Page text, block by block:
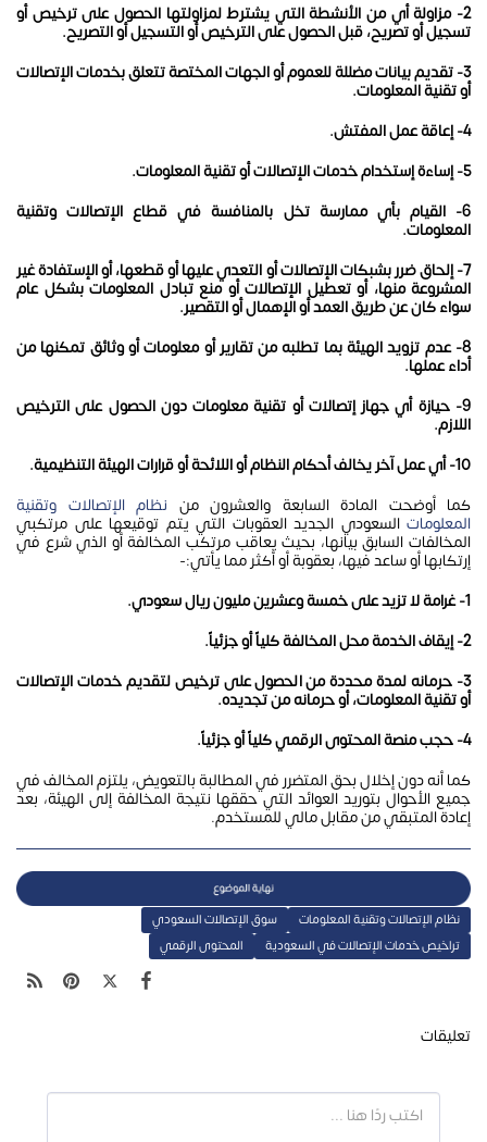
2- مزاولة أي من الأنشطة التي يشترط لمزاولتها الحصول على ترخيص أو
تسجيل أو تصريح، قبل الحصول على الترخيص أو التسجيل أو التصريح.
3- تقديم بيانات مضللة للعموم أو الجهات المختصة تتعلق بخدمات الإتصالات
أو تقنية المعلومات.
4- إعاقة عمل المفتش.
5- إساءة إستخدام خدمات الإتصالات أو تقنية المعلومات.
6- القيام بأي ممارسة تخل بالمنافسة في قطاع الإتصالات وتقنية
المعلومات.
7- إلحاق ضرر بشبكات الإتصالات أو التعدي عليها أو قطعها، أو الإستفادة غير
المشروعة منها، أو تعطيل الإتصالات أو منع تبادل المعلومات بشكل عام
سواء كان عن طريق العمد أو الإهمال أو التقصير.
8- عدم تزويد الهيئة بما تطلبه من تقارير أو معلومات أو وثائق تمكنها من
أداء عملها.
9- حيازة أي جهاز إتصالات أو تقنية معلومات دون الحصول على الترخيص
اللازم.
10- أي عمل آخر يخالف أحكام النظام أو اللائحة أو قرارات الهيئة التنظيمية.
كما أوضحت المادة السابعة والعشرون من نظام الإتصالات وتقنية
المعلومات السعودي الجديد العقوبات التي يتم توقيعها على مرتكبي
المخالفات السابق بيانها، بحيث يعاقب مرتكب المخالفة أو الذي شرع في
إرتكابها أو ساعد فيها، بعقوبة أو أكثر مما يأتي:-
1- غرامة لا تزيد على خمسة وعشرين مليون ريال سعودي.
2- إيقاف الخدمة محل المخالفة كلياً أو جزئياً.
3- حرمانه لمدة محددة من الحصول على ترخيص لتقديم خدمات الإتصالات
أو تقنية المعلومات، أو حرمانه من تجديده.
4- حجب منصة المحتوى الرقمي كلياً أو جزئياً.
كما أنه دون إخلال بحق المتضرر في المطالبة بالتعويض، يلتزم المخالف في
جميع الأحوال بتوريد العوائد التي حققها نتيجة المخالفة إلى الهيئة، بعد
إعادة المتبقي من مقابل مالي للمستخدم.
نظام الإتصالات وتقنية المعلومات
سوق الإتصالات السعودي
تراخيص خدمات الإتصالات في السعودية
المحتوى الرقمي
تعليقات